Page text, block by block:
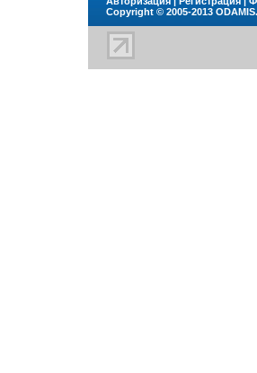
Copyright © 2005-2013